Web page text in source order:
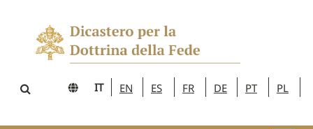
IT EN ES FR DE PT PL